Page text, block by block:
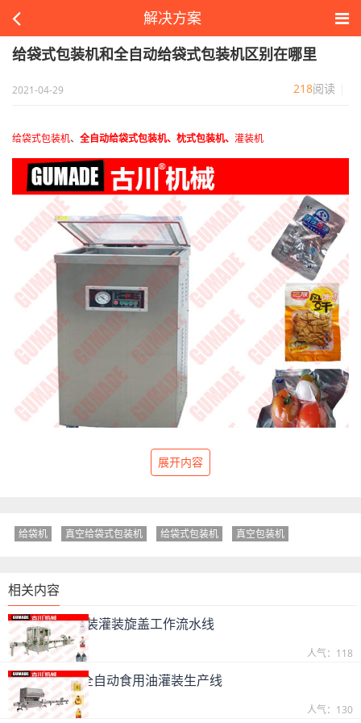
解决方案
给袋式包装机和全自动给袋式包装机区别在哪里
2021-04-29 218阅读
给袋式包装机、 全自动给袋式包装机、枕式包装机、 灌装机
展开内容
给袋机 真空给袋式包装机 给袋式包装机 真空包装机
相关内容
酱体、膏体瓶装灌装旋盖工作流水线
2021-08-10 人气：118
GC-ATS 1-5L全自动食用油灌装生产线
2021-05-05 人气：130